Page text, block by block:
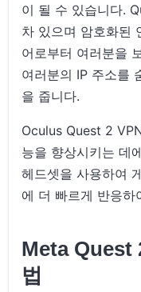
이 될 수 있습니다.
차 있으며 암호화된
어로부터 여러분을
여러분의 IP 주소를
을 줍니다.
Oculus Quest 2
능을 향상시키는 데
헤드셋을 사용하여
에 더 빠르게 반응하
Meta Quest
법